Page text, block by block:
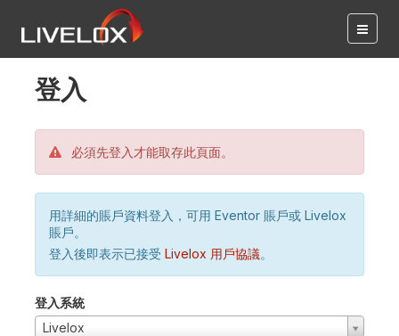
登入
必須先登入才能取存此頁面。
用詳細的賬戶資料登入，可用 Eventor 賬戶或 Livelox
賬戶。
登入後即表示已接受 Livelox 用戶協議。
登入系統
Livelox